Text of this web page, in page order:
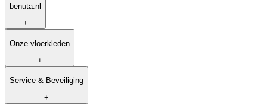
benuta.nl
+
Onze vloerkleden
+
Service & Beveiliging
+